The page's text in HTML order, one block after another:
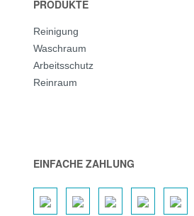
PRODUKTE
Reinigung
Waschraum
Arbeitsschutz
Reinraum
EINFACHE ZAHLUNG